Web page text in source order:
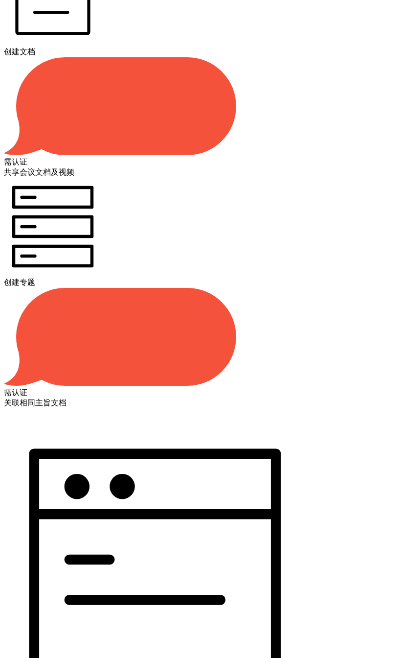
创建文档
需认证
共享会议文档及视频
创建专题
需认证
关联相同主旨文档